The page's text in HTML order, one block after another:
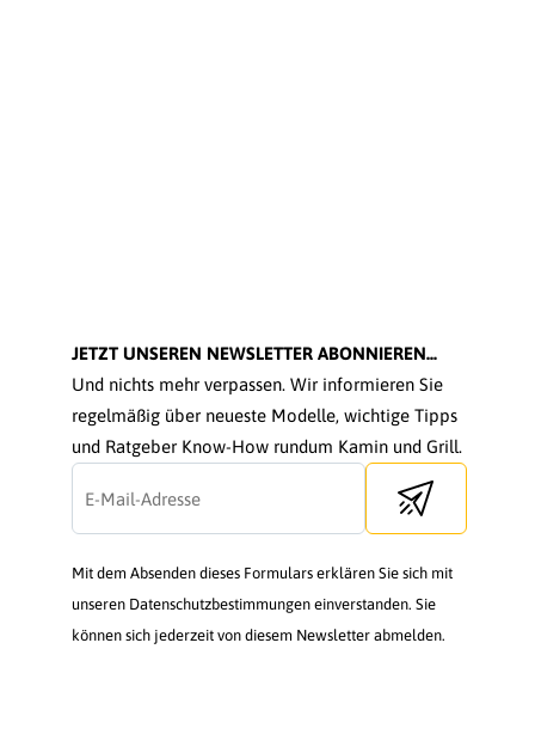
JETZT UNSEREN NEWSLETTER ABONNIEREN...
Und nichts mehr verpassen. Wir informieren Sie
regelmäßig über neueste Modelle, wichtige Tipps
und Ratgeber Know-How rundum Kamin und Grill.
Send newsletter
Mit dem Absenden dieses Formulars erklären Sie sich mit
unseren Datenschutzbestimmungen einverstanden. Sie
können sich jederzeit von diesem Newsletter abmelden.